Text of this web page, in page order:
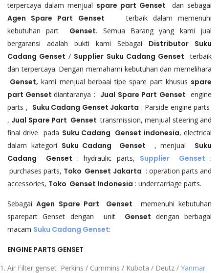
terpercaya dalam menjual spare part Genset dan sebagai
Agen Spare Part Genset
terbaik dalam memenuhi
kebutuhan part
Genset. Semua Barang yang kami jual
bergaransi adalah bukti kami Sebagai Distributor Suku
Cadang Genset / Supplier Suku Cadang Genset terbaik
dan terpercaya. Dengan memahami kebutuhan dan memelihara
Genset, kami menjual berbaai tipe spare part khusus spare
part Gensetdiantaranya : Jual Spare Part Genset engine
parts , Suku Cadang Genset Jakarta : Parside engine parts
, Jual Spare Part Genset transmission, menjual steering and
final drive pada Suku Cadang Genset indonesia, electrical
dalam kategori Suku Cadang Genset , menjual Suku
Cadang Genset : hydraulic parts, Supplier Genset :
purchases parts, Toko Genset Jakarta : operation parts and
accessories, Toko Genset Indonesia : undercarriage parts.
SebagaiAgen Spare Part Genset memenuhi kebutuhan
sparepart Genset dengan unit Genset dengan berbagai
macam Suku Cadang Genset:
ENGINE PARTS GENSET
Air Filter genset Perkins / Cummins / Kubota / Deutz / Yanmar